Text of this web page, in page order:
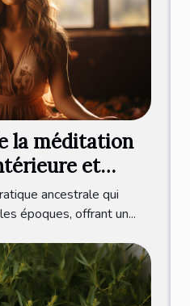
la méditation
et
ancestrale qui
époques, offrant un...